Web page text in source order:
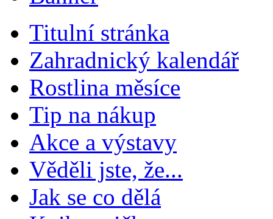
Titulní stránka
Zahradnický kalendář
Rostlina měsíce
Tip na nákup
Akce a výstavy
Věděli jste, že...
Jak se co dělá